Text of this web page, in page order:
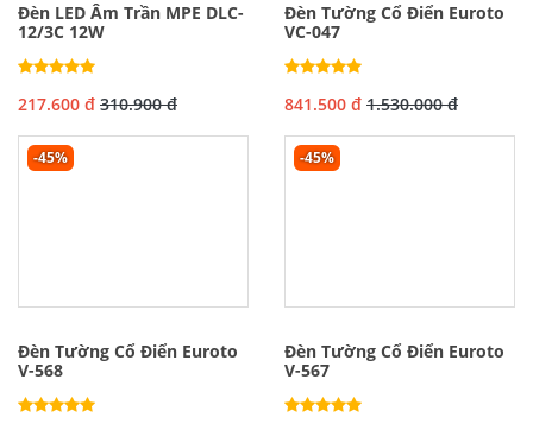
Đèn LED Âm Trần MPE DLC-
12/3C 12W
217.600 đ 310.900 đ
Đèn Tường Cổ Điển Euroto
VC-047
841.500 đ 1.530.000 đ
-45%
Đèn Tường Cổ Điển Euroto
V-568
-45%
Đèn Tường Cổ Điển Euroto
V-567